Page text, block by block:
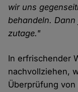
wir uns
behandeln.
zutage."
In erfrischender
nachvollziehen,
Überprüfung